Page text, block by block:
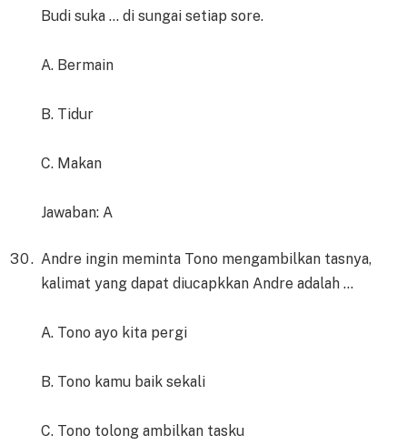
Budi suka … di sungai setiap sore.
A. Bermain
B. Tidur
C. Makan
Jawaban: A
Andre ingin meminta Tono mengambilkan tasnya,
kalimat yang dapat diucapkkan Andre adalah …
A. Tono ayo kita pergi
B. Tono kamu baik sekali
C. Tono tolong ambilkan tasku